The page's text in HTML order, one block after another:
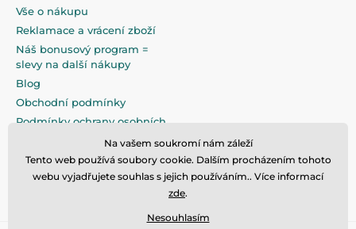
Vše o nákupu
Reklamace a vrácení zboží
Náš bonusový program =
slevy na další nákupy
Blog
Obchodní podmínky
Podmínky ochrany osobních
Na pečlivé zabalení klademe
maximální důraz
Na vašem soukromí nám záleží
Tento web používá soubory cookie. Dalším procházením tohoto
webu vyjadřujete souhlas s jejich používáním.. Více informací
zde.
Nesouhlasím